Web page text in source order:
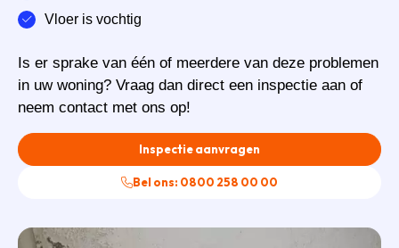
Vloer is vochtig
Is er sprake van één of meerdere van deze problemen
in uw woning? Vraag dan direct een inspectie aan of
neem contact met ons op!
Inspectie aanvragen
Bel ons: 0800 258 00 00